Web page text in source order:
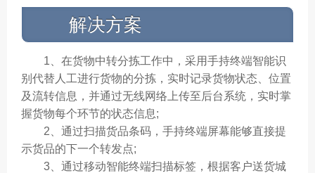
解决方案
1、在货物中转分拣工作中，采用手持终端智能识
别代替人工进行货物的分拣，实时记录货物状态、位置
及流转信息，并通过无线网络上传至后台系统，实时掌
握货物每个环节的状态信息;
2、通过扫描货品条码，手持终端屏幕能够直接提
示货品的下一个转发点;
3、通过移动智能终端扫描标签，根据客户送货城